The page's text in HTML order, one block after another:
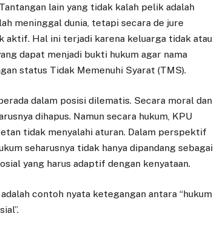
lain yang tidak kalah pelik adalah
meninggal dunia, tetapi secara de jure
aktif. Hal ini terjadi karena keluarga tidak atau
dapat menjadi bukti hukum agar nama
status Tidak Memenuhi Syarat (TMS).
dalam posisi dilematis. Secara moral dan
dihapus. Namun secara hukum, KPU
tidak menyalahi aturan. Dalam perspektif
seharusnya tidak hanya dipandang sebagai
yang harus adaptif dengan kenyataan.
contoh nyata ketegangan antara “hukum